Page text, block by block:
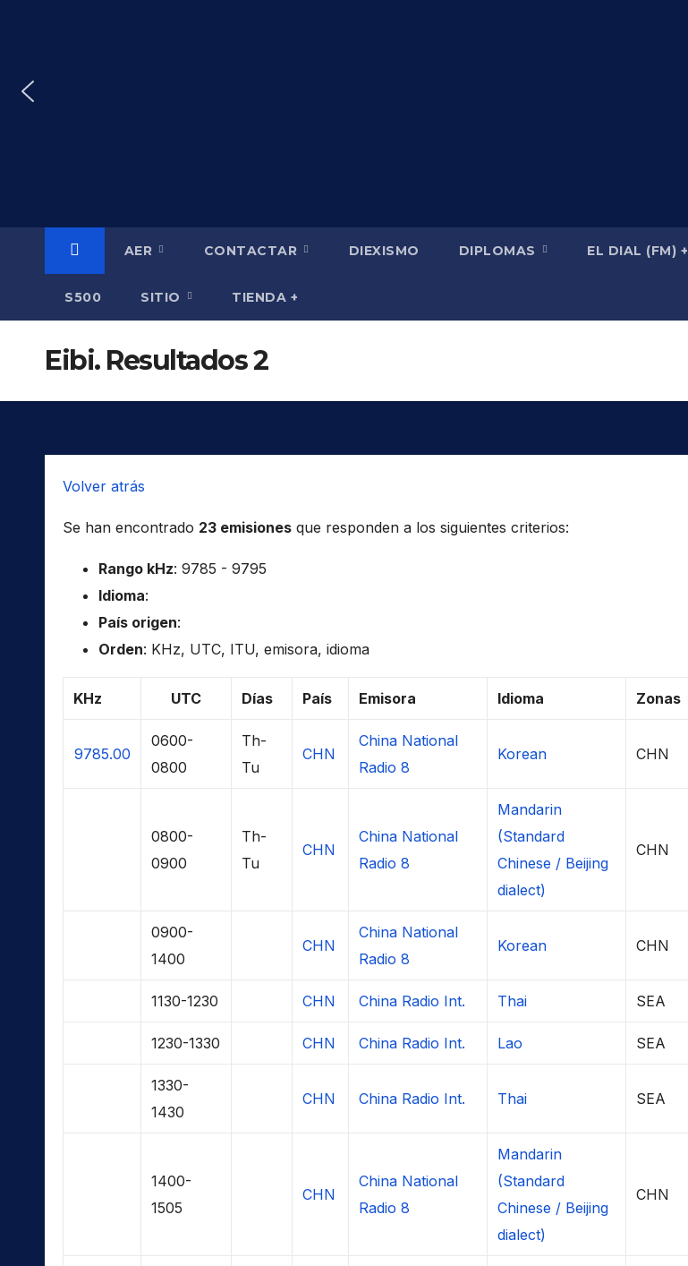
AER CONTACTAR DIEXISMO DIPLOMAS EL DIAL (FM) +
S500 SITIO TIENDA +
Eibi. Resultados 2
Volver atrás
Se han encontrado 23 emisiones que responden a los siguientes criterios:
Rango kHz: 9785 - 9795
Idioma:
País origen:
Orden: KHz, UTC, ITU, emisora, idioma
KHz UTC Días País Emisora Idioma Zonas
9785.00
0600-
0800
Th-
Tu
CHN
China National
Radio 8
Korean CHN
0800-
0900
Th-
Tu
CHN
China National
Radio 8
Mandarin
(Standard
Chinese / Beijing
dialect)
CHN
0900-
1400
CHN
China National
Radio 8
Korean CHN
1130-1230 CHN China Radio Int. Thai SEA
1230-1330 CHN China Radio Int. Lao SEA
1330-
1430
CHN China Radio Int. Thai SEA
1400-
1505
CHN
China National
Radio 8
Mandarin
(Standard
Chinese / Beijing
dialect)
CHN